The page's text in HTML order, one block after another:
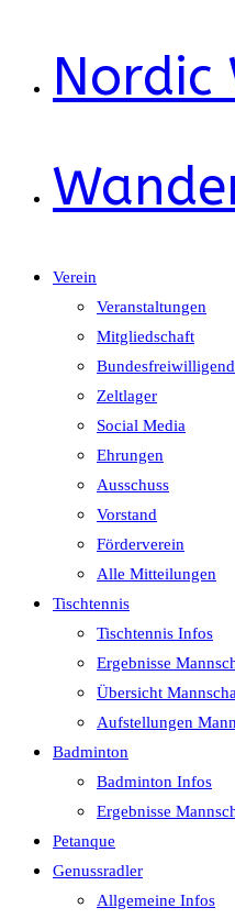
Nordic
Verein
Veranstaltungen
Mitgliedschaft
Zeltlager
Social Media
Ehrungen
Ausschuss
Vorstand
Förderverein
Alle Mitteilungen
Tischtennis
Tischtennis Infos
Ergebnisse
Übersicht
Aufstellungen
Badminton
Badminton Infos
Ergebnisse
Petanque
Genussradler
Allgemeine Infos